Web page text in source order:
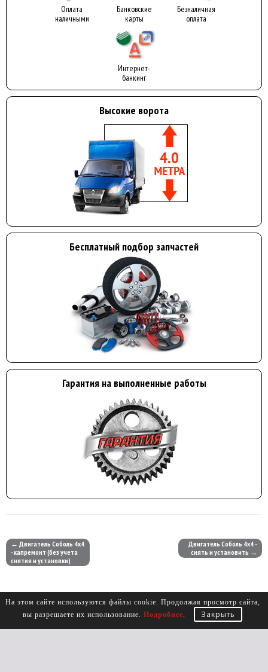
Оплата
наличными
Банковские
карты
Безналичная
оплата
Интернет-
банкинг
Высокие ворота
Бесплатный подбор запчастей
Гарантия на выполненные работы
← Двигатель Соболь 4х4
- капремонт (без учета
снятия и установки)
Двигатель Соболь 4х4 -
снять и установить →
На этом сайте используются файлы cookie. Продолжая просмотр сайта,
вы разрешаете их использование. Подробнее. Закрыть